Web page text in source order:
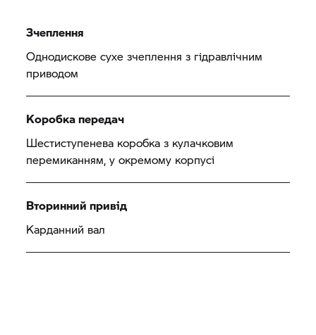
Зчеплення
Однодискове сухе зчеплення з гідравлічним
приводом
Коробка передач
Шестиступенева коробка з кулачковим
перемиканням, у окремому корпусі
Вторинний привід
Карданний вал